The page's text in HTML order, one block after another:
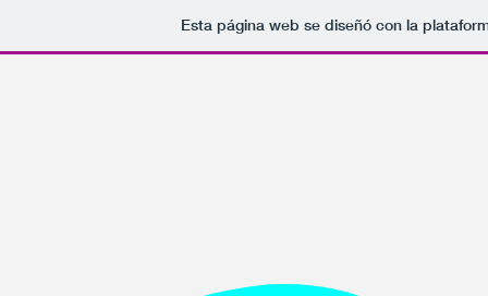
Esta página web se diseñó con la